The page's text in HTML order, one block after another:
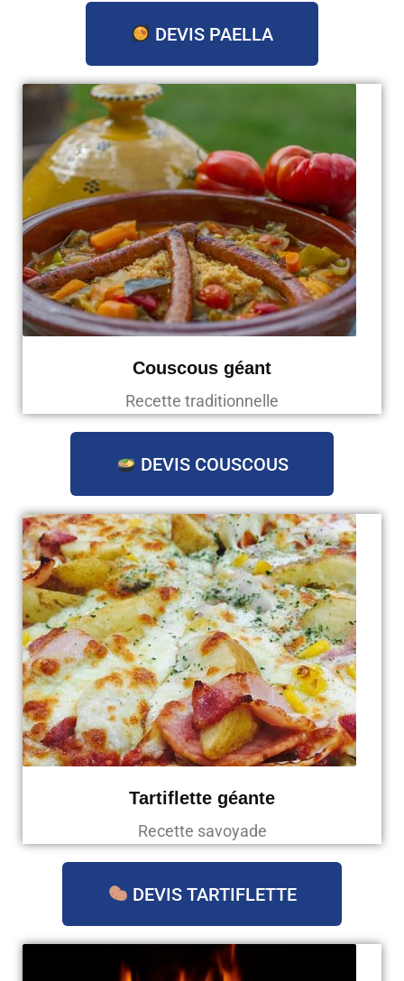
DEVIS PAELLA
Couscous géant
Recette traditionnelle
DEVIS COUSCOUS
Tartiflette géante
Recette savoyade
DEVIS TARTIFLETTE